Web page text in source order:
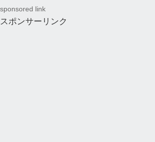
sponsored link
スポンサーリンク